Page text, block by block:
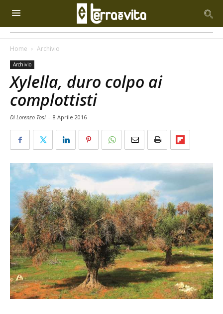
Home Archivio
Archivio
Xylella, duro colpo ai
complottisti
Di Lorenzo Tosi - 8 Aprile 2016